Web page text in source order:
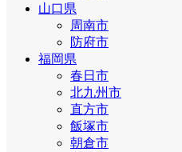
山口県
周南市
防府市
福岡県
春日市
北九州市
直方市
飯塚市
朝倉市